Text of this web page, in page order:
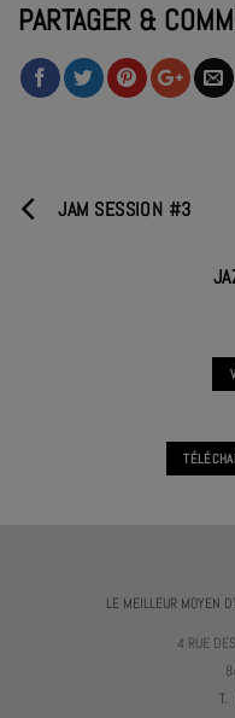
PARTAGER &
JAM SESSION #3
LE MEILLEUR MOYEN
4 RUE
T.